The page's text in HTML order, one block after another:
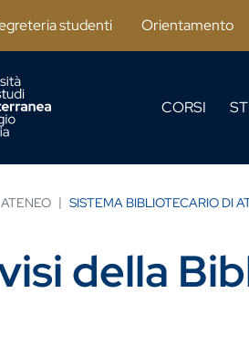
studenti Orientamento
CORSI
ATENEO SISTEMA BIBLIOTECARIO DI
della